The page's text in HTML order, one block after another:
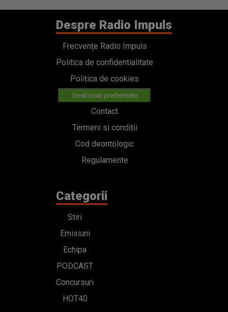
Despre Radio Impuls
Frecvențe Radio Impuls
Politica de confidentialitate
Politica de cookies
Gestionați preferințele
Contact
Termeni si conditii
Cod deontologic
Regulamente
Categorii
Stiri
Emisiuni
Echipa
PODCAST
Concursuri
HOT40